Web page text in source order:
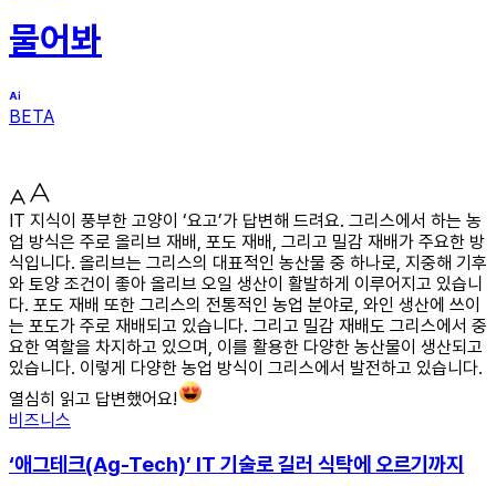
물어봐
BETA
IT 지식이 풍부한 고양이 ‘요고’가 답변해 드려요. 그리스에서 하는 농
업 방식은 주로 올리브 재배, 포도 재배, 그리고 밀감 재배가 주요한 방
식입니다. 올리브는 그리스의 대표적인 농산물 중 하나로, 지중해 기후
와 토양 조건이 좋아 올리브 오일 생산이 활발하게 이루어지고 있습니
다. 포도 재배 또한 그리스의 전통적인 농업 분야로, 와인 생산에 쓰이
는 포도가 주로 재배되고 있습니다. 그리고 밀감 재배도 그리스에서 중
요한 역할을 차지하고 있으며, 이를 활용한 다양한 농산물이 생산되고
있습니다. 이렇게 다양한 농업 방식이 그리스에서 발전하고 있습니다.
열심히 읽고 답변했어요!
비즈니스
‘애그테크(Ag-Tech)’ IT 기술로 길러 식탁에 오르기까지